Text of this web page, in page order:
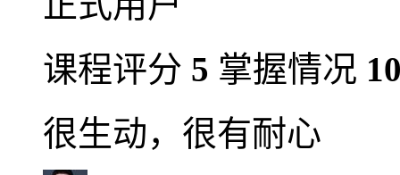
课程评分 5 掌握情况
很生动，很有耐心